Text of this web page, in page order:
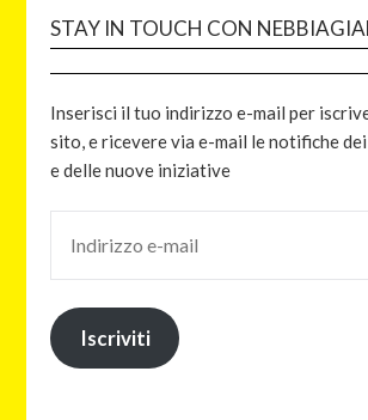
STAY IN TOUCH CON
Inserisci il tuo indirizzo e-mail per
sito, e ricevere via e-mail le notifiche
e delle nuove iniziative
Iscriviti